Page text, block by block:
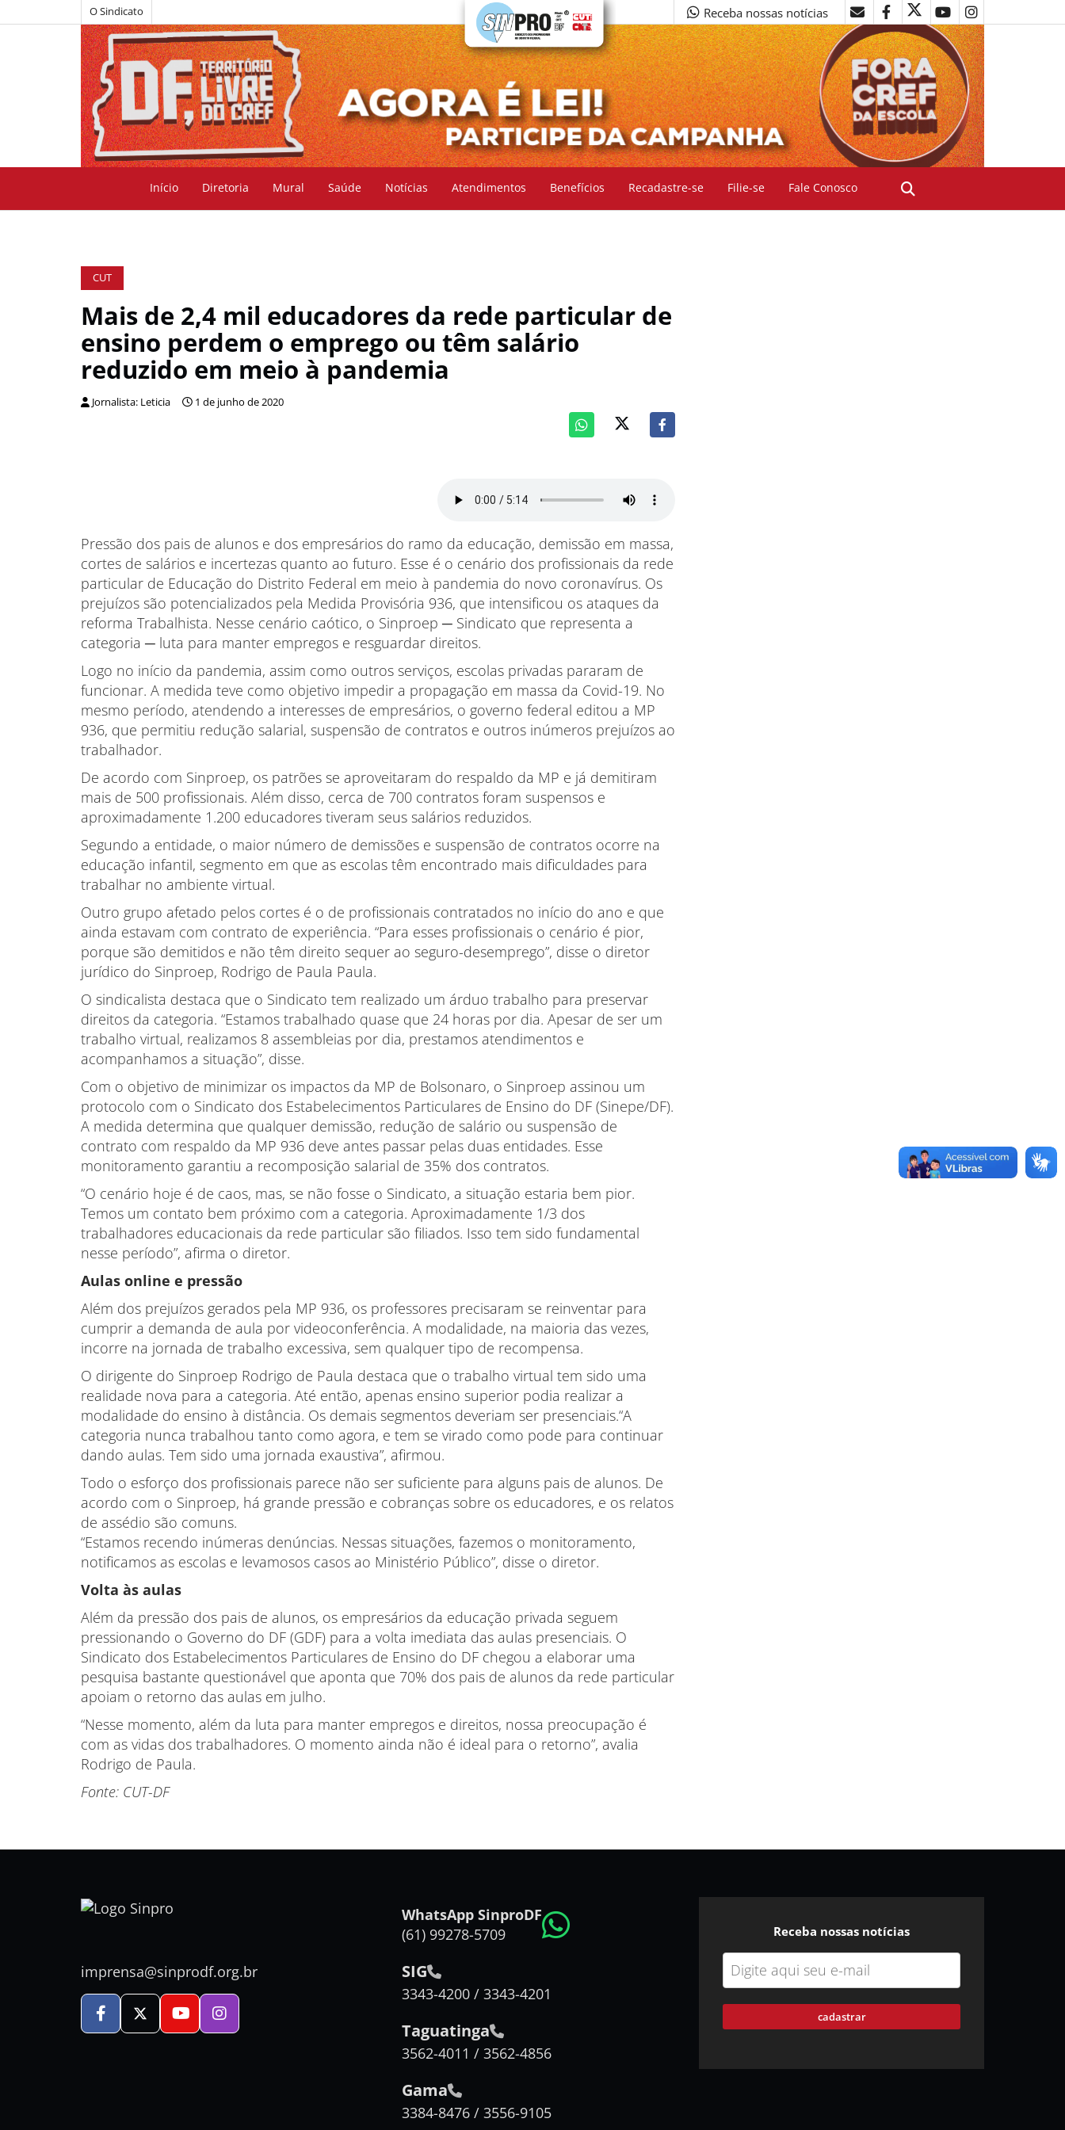
O Sindicato Receba nossas notícias
Início Diretoria Mural Saúde Notícias Atendimentos Benefícios Recadastre-se Filie-se Fale Conosco
CUT
Mais de 2,4 mil educadores da rede particular de
ensino perdem o emprego ou têm salário
reduzido em meio à pandemia
Jornalista: Leticia 1 de junho de 2020
Pressão dos pais de alunos e dos empresários do ramo da educação, demissão em massa,
cortes de salários e incertezas quanto ao futuro. Esse é o cenário dos profissionais da rede
particular de Educação do Distrito Federal em meio à pandemia do novo coronavírus. Os
prejuízos são potencializados pela Medida Provisória 936, que intensificou os ataques da
reforma Trabalhista. Nesse cenário caótico, o Sinproep ─ Sindicato que representa a
categoria ─ luta para manter empregos e resguardar direitos.
Logo no início da pandemia, assim como outros serviços, escolas privadas pararam de
funcionar. A medida teve como objetivo impedir a propagação em massa da Covid-19. No
mesmo período, atendendo a interesses de empresários, o governo federal editou a MP
936, que permitiu redução salarial, suspensão de contratos e outros inúmeros prejuízos ao
trabalhador.
De acordo com Sinproep, os patrões se aproveitaram do respaldo da MP e já demitiram
mais de 500 profissionais. Além disso, cerca de 700 contratos foram suspensos e
aproximadamente 1.200 educadores tiveram seus salários reduzidos.
Segundo a entidade, o maior número de demissões e suspensão de contratos ocorre na
educação infantil, segmento em que as escolas têm encontrado mais dificuldades para
trabalhar no ambiente virtual.
Outro grupo afetado pelos cortes é o de profissionais contratados no início do ano e que
ainda estavam com contrato de experiência. “Para esses profissionais o cenário é pior,
porque são demitidos e não têm direito sequer ao seguro-desemprego”, disse o diretor
jurídico do Sinproep, Rodrigo de Paula Paula.
O sindicalista destaca que o Sindicato tem realizado um árduo trabalho para preservar
direitos da categoria. “Estamos trabalhado quase que 24 horas por dia. Apesar de ser um
trabalho virtual, realizamos 8 assembleias por dia, prestamos atendimentos e
acompanhamos a situação”, disse.
Com o objetivo de minimizar os impactos da MP de Bolsonaro, o Sinproep assinou um
protocolo com o Sindicato dos Estabelecimentos Particulares de Ensino do DF (Sinepe/DF).
A medida determina que qualquer demissão, redução de salário ou suspensão de
contrato com respaldo da MP 936 deve antes passar pelas duas entidades. Esse
monitoramento garantiu a recomposição salarial de 35% dos contratos.
“O cenário hoje é de caos, mas, se não fosse o Sindicato, a situação estaria bem pior.
Temos um contato bem próximo com a categoria. Aproximadamente 1/3 dos
trabalhadores educacionais da rede particular são filiados. Isso tem sido fundamental
nesse período”, afirma o diretor.
Aulas online e pressão
Além dos prejuízos gerados pela MP 936, os professores precisaram se reinventar para
cumprir a demanda de aula por videoconferência. A modalidade, na maioria das vezes,
incorre na jornada de trabalho excessiva, sem qualquer tipo de recompensa.
O dirigente do Sinproep Rodrigo de Paula destaca que o trabalho virtual tem sido uma
realidade nova para a categoria. Até então, apenas ensino superior podia realizar a
modalidade do ensino à distância. Os demais segmentos deveriam ser presenciais.“A
categoria nunca trabalhou tanto como agora, e tem se virado como pode para continuar
dando aulas. Tem sido uma jornada exaustiva”, afirmou.
Todo o esforço dos profissionais parece não ser suficiente para alguns pais de alunos. De
acordo com o Sinproep, há grande pressão e cobranças sobre os educadores, e os relatos
de assédio são comuns.
“Estamos recendo inúmeras denúncias. Nessas situações, fazemos o monitoramento,
notificamos as escolas e levamosos casos ao Ministério Público”, disse o diretor.
Volta às aulas
Além da pressão dos pais de alunos, os empresários da educação privada seguem
pressionando o Governo do DF (GDF) para a volta imediata das aulas presenciais. O
Sindicato dos Estabelecimentos Particulares de Ensino do DF chegou a elaborar uma
pesquisa bastante questionável que aponta que 70% dos pais de alunos da rede particular
apoiam o retorno das aulas em julho.
“Nesse momento, além da luta para manter empregos e direitos, nossa preocupação é
com as vidas dos trabalhadores. O momento ainda não é ideal para o retorno”, avalia
Rodrigo de Paula.
Fonte: CUT-DF
imprensa@sinprodf.org.br
WhatsApp SinproDF
(61) 99278-5709
SIG
3343-4200 / 3343-4201
Taguatinga
3562-4011 / 3562-4856
Gama
3384-8476 / 3556-9105
Receba nossas notícias
cadastrar